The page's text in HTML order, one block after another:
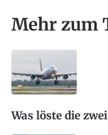
Mehr zum
Was löste die